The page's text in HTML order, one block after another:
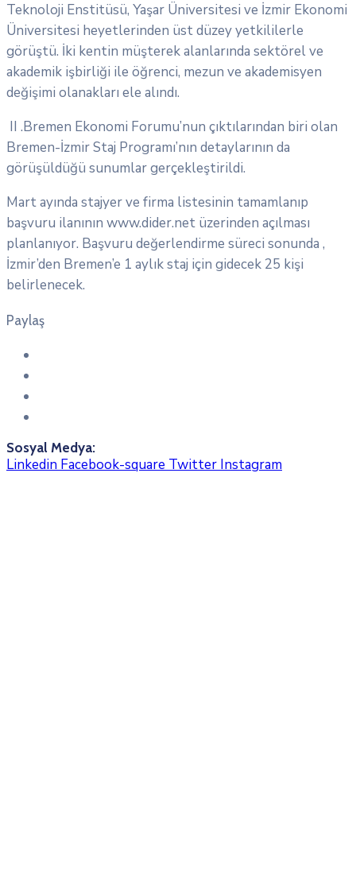
Teknoloji Enstitüsü, Yaşar Üniversitesi ve İzmir Ekonomi
Üniversitesi heyetlerinden üst düzey yetkililerle
görüştü. İki kentin müşterek alanlarında sektörel ve
akademik işbirliği ile öğrenci, mezun ve akademisyen
değişimi olanakları ele alındı.
II .Bremen Ekonomi Forumu’nun çıktılarından biri olan
Bremen-İzmir Staj Programı’nın detaylarının da
görüşüldüğü sunumlar gerçekleştirildi.
Mart ayında stajyer ve firma listesinin tamamlanıp
başvuru ilanının www.dider.net üzerinden açılması
planlanıyor. Başvuru değerlendirme süreci sonunda ,
İzmir’den Bremen’e 1 aylık staj için gidecek 25 kişi
belirlenecek.
Paylaş
Sosyal Medya:
Linkedin Facebook-square Twitter Instagram